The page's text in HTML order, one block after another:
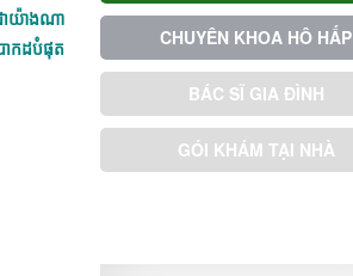
យ៉ាងណា
ាកដបំផុត
CHUYÊN KHOA HÔ HẤP
BÁC SĨ GIA ĐÌNH
GÓI KHÁM TẠI NHÀ